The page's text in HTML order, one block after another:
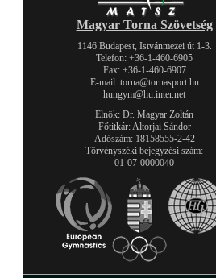
Magyar Torna Szövetség
1146 Budapest, Istvánmezei út 1-3.
Telefon: +36-1-460-6905
Fax: +36-1-460-6907
E-mail: torna@tornasport.hu
hungym@hu.inter.net
Elnök: Dr. Magyar Zoltán
Főtitkár: Altorjai Sándor
Adószám: 18158555-2-42
Törvényszéki bejegyzési szám:
01-07-0000040